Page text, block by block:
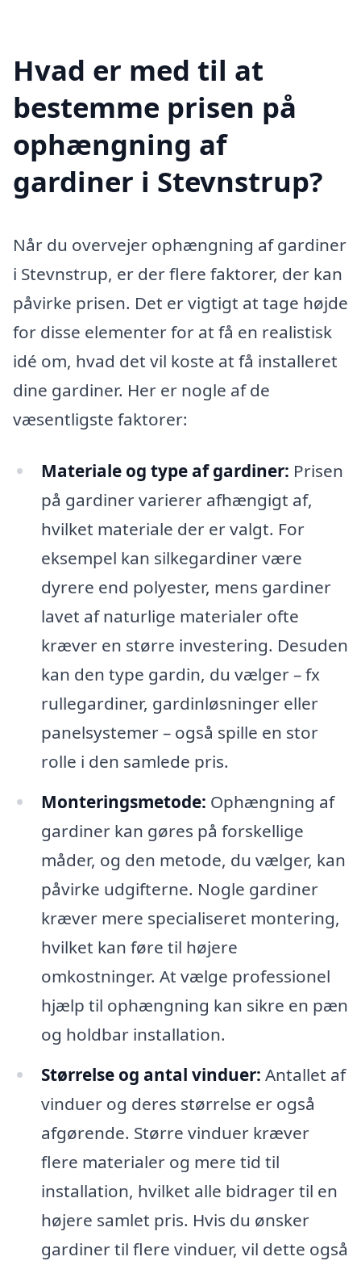
Hvad er med til at
bestemme prisen på
ophængning af
gardiner i Stevnstrup?
Når du overvejer ophængning af gardiner
i Stevnstrup, er der flere faktorer, der kan
påvirke prisen. Det er vigtigt at tage højde
for disse elementer for at få en realistisk
idé om, hvad det vil koste at få installeret
dine gardiner. Her er nogle af de
væsentligste faktorer:
Materiale og type af gardiner: Prisen
på gardiner varierer afhængigt af,
hvilket materiale der er valgt. For
eksempel kan silkegardiner være
dyrere end polyester, mens gardiner
lavet af naturlige materialer ofte
kræver en større investering. Desuden
kan den type gardin, du vælger – fx
rullegardiner, gardinløsninger eller
panelsystemer – også spille en stor
rolle i den samlede pris.
Monteringsmetode: Ophængning af
gardiner kan gøres på forskellige
måder, og den metode, du vælger, kan
påvirke udgifterne. Nogle gardiner
kræver mere specialiseret montering,
hvilket kan føre til højere
omkostninger. At vælge professionel
hjælp til ophængning kan sikre en pæn
og holdbar installation.
Størrelse og antal vinduer: Antallet af
vinduer og deres størrelse er også
afgørende. Større vinduer kræver
flere materialer og mere tid til
installation, hvilket alle bidrager til en
højere samlet pris. Hvis du ønsker
gardiner til flere vinduer, vil dette også